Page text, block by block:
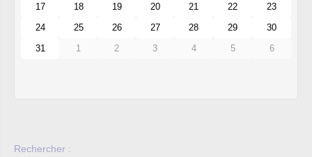
17
18 19 20 21 22
23
24
25 26 27 28 29
30
31
1 2 3 4 5 6
Rechercher :